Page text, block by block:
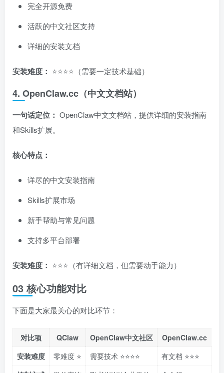
完全开源免费
活跃的中文社区支持
详细的安装文档
安装难度： ⭐⭐⭐⭐（需要一定技术基础）
4. OpenClaw.cc（中文文档站）
一句话定位： OpenClaw中文文档站，提供详细的安装指南
和Skills扩展。
核心特点：
详尽的中文安装指南
Skills扩展市场
新手帮助与常见问题
支持多平台部署
安装难度： ⭐⭐⭐（有详细文档，但需要动手能力）
03 核心功能对比
下面是大家最关心的对比环节：
对比项 QClaw OpenClaw中文社区
OpenClaw.cc
安装难度
零难度 ⭐ 需要技术 ⭐⭐⭐⭐
有文档 ⭐⭐⭐